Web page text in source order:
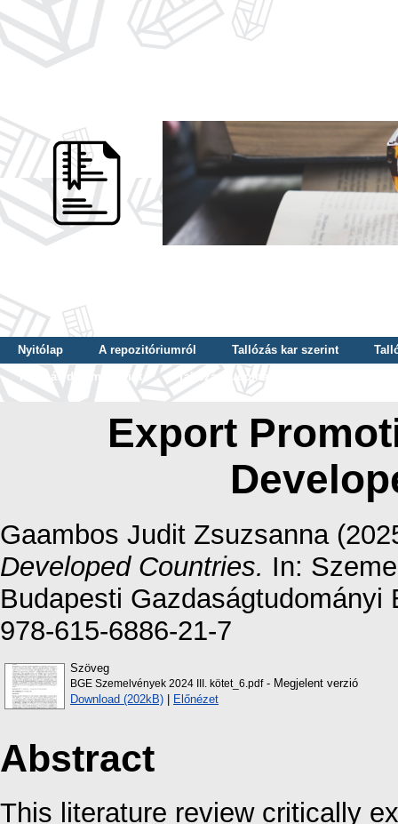
Nyitólap A repozitóriumról Tallózás kar szerint
Tallózás dátum szerint
Tallózás tudományterület szerint
Export
Gaambos Judit Zsuzsanna
Developed Countries. In:
Budapesti
978-615-6886-21-7
Szöveg
BGE Szemelvények 2024 III. kötet_6.pdf- Megjelent verzió
Download (202kB) | Előnézet
Abstract
This literature review critically